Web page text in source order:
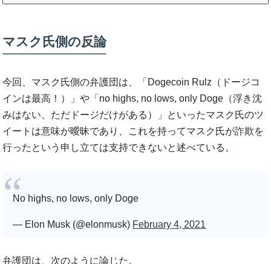
マスク氏側の反論
今回、マスク氏側の弁護団は、「Dogecoin Rulz（ドージコ
インは最高！）」や「no highs, no lows, only Doge（浮き沈
みはない、ただドージだけがある）」といったマスク氏のツ
イートは意味が曖昧であり、これを持ってマスク氏が詐欺を
行ったという申し立ては支持できないと述べている。
No highs, no lows, only Doge
— Elon Musk (@elonmusk) February 4, 2021
弁護団は、次のように論じた。